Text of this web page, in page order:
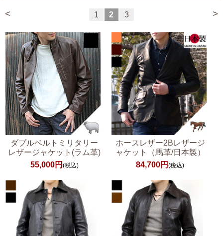
< >
1 2 3
ダブルベルトミリタリー
レザージャケット(ラム革)
55,000円 (税込)
ホースレザー2Bレザージ
ャケット（馬革/日本製）
84,700円(税込)